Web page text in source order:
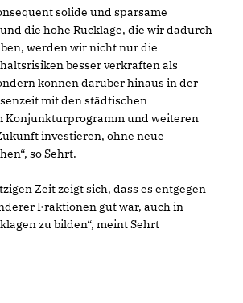
solide und sparsame
die hohe Rücklage, die wir dadurch
werden wir nicht nur die
besser verkraften als
können darüber hinaus in der
mit den städtischen
Konjunkturprogramm und weiteren
investieren, ohne neue
so Sehrt.
Zeit zeigt sich, dass es entgegen
Fraktionen gut war, auch in
zu bilden“, meint Sehrt